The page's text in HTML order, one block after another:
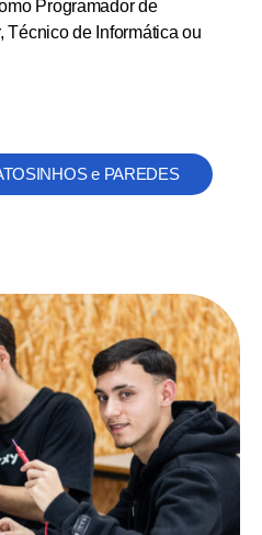
Programador de
Técnico de Informática ou
e PAREDES